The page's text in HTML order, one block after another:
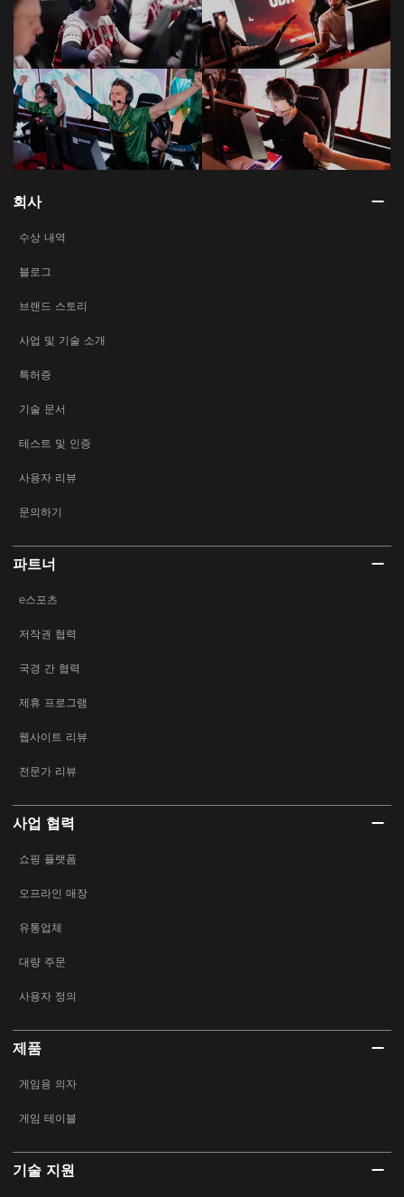
회사
수상 내역
블로그
브랜드 스토리
사업 및 기술 소개
특허증
기술 문서
테스트 및 인증
사용자 리뷰
문의하기
파트너
e스포츠
저작권 협력
국경 간 협력
제휴 프로그램
웹사이트 리뷰
전문가 리뷰
사업 협력
쇼핑 플랫폼
오프라인 매장
유통업체
대량 주문
사용자 정의
제품
게임용 의자
게임 테이블
기술 지원